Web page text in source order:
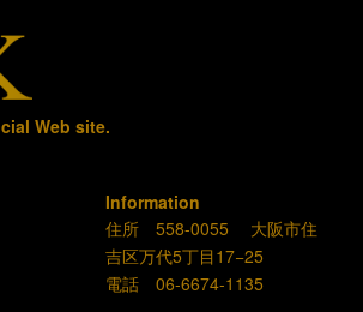
Web site.
Information
住所 558-0055 大阪市住
吉区万代5丁目17−25
電話 06-6674-1135